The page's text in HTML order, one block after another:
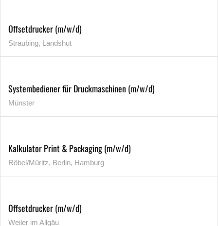
Offsetdrucker (m/w/d)
Straubing, Landshut
Systembediener für Druckmaschinen (m/w/d)
Münster
Kalkulator Print & Packaging (m/w/d)
Röbel/Müritz, Berlin, Hamburg
Offsetdrucker (m/w/d)
Weiler im Allgäu